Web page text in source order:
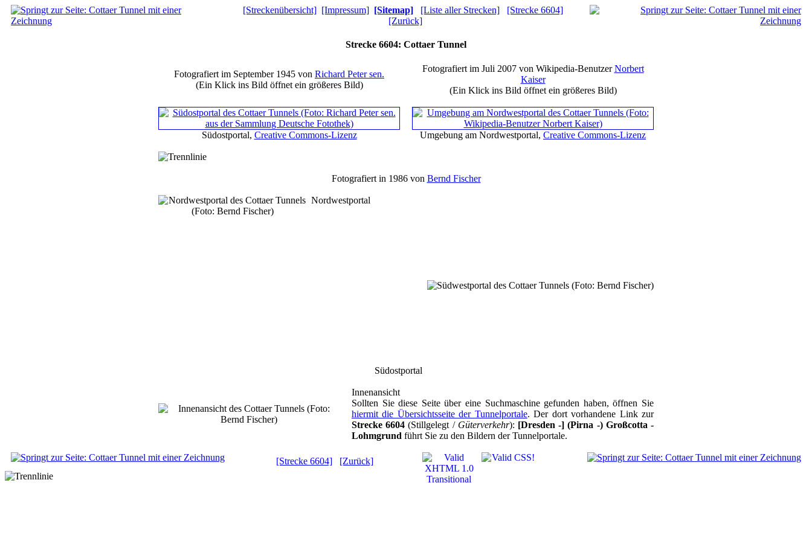
[Streckenübersicht] [Impressum] [Sitemap] [Liste aller Strecken]
[Strecke 6604]
[Zurück]
Strecke 6604: Cottaer Tunnel
Fotografiert im September 1945 von Richard Peter sen.
(Ein Klick ins Bild öffnet ein größeres Bild)
Fotografiert im Juli 2007 von Wikipedia-BenutzerNorbert
Kaiser
(Ein Klick ins Bild öffnet ein größeres Bild)
Südostportal, Creative Commons-Lizenz Umgebung am Nordwestportal, Creative Commons-Lizenz
Fotografiert in 1986 von Bernd Fischer
Nordwestportal
Südostportal
Innenansicht
Sollten Sie diese Seite über eine Suchmaschine gefunden haben, öffnen Sie
hiermit die Übersichtsseite der Tunnelportale. Der dort vorhandene Link zur
Strecke 6604 (Stillgelegt / Güterverkehr): [Dresden -] (Pirna -) Großcotta -
Lohmgrund führt Sie zu den Bildern der Tunnelportale.
[Strecke 6604] [Zurück]